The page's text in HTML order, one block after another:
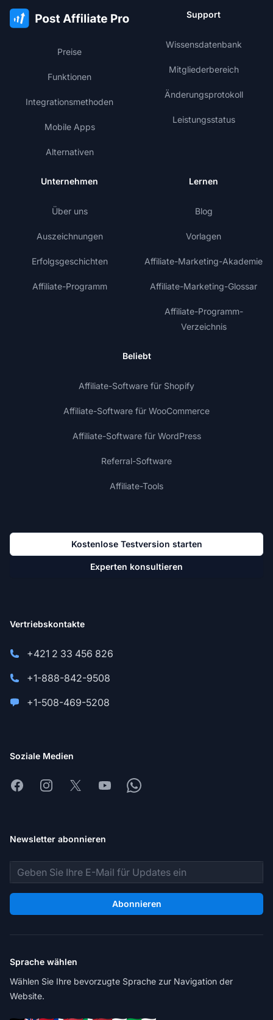
Preise
Funktionen
Integrationsmethoden
Mobile Apps
Alternativen
Support
Wissensdatenbank
Mitgliederbereich
Änderungsprotokoll
Leistungsstatus
Unternehmen
Über uns
Auszeichnungen
Erfolgsgeschichten
Affiliate-Programm
Lernen
Blog
Vorlagen
Affiliate-Marketing-Akademie
Affiliate-Marketing-Glossar
Affiliate-Programm-
Verzeichnis
Beliebt
Affiliate-Software für Shopify
Affiliate-Software für WooCommerce
Affiliate-Software für WordPress
Referral-Software
Affiliate-Tools
Kostenlose Testversion starten
Experten konsultieren
Vertriebskontakte
+421 2 33 456 826
+1-888-842-9508
+1-508-469-5208
Soziale Medien
FacebookInstagram
X YoutubeWhatsapp
Newsletter abonnieren
E-Mail-Adresse
Abonnieren
Sprache wählen
Wählen Sie Ihre bevorzugte Sprache zur Navigation der
Website.